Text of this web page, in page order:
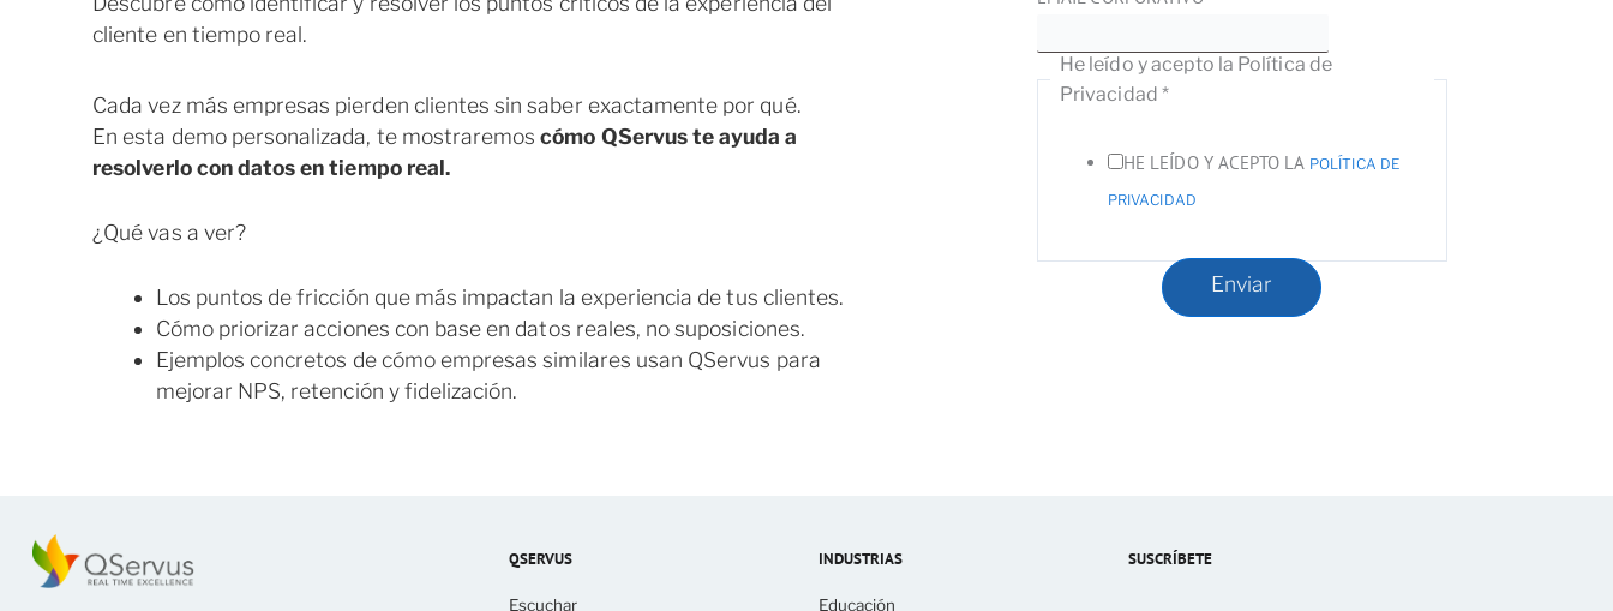
cliente en tiempo real.
Cada vez más empresas pierden clientes sin saber exactamente por qué.
En esta demo personalizada, te mostraremoscómo QServus te ayuda a
resolverlo con datos en tiempo real.
¿Qué vas a ver?
Los puntos de fricción que más impactan la experiencia de tus clientes.
Cómo priorizar acciones con base en datos reales, no suposiciones.
Ejemplos concretos de cómo empresas similares usan QServus para
mejorar NPS, retención y fidelización.
He leído y acepto la Política de
Privacidad *
HE LEÍDO Y ACEPTO LA POLÍTICA DE
PRIVACIDAD
Enviar
QSERVUS
Escuchar
INDUSTRIAS
Educación
SUSCRÍBETE